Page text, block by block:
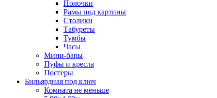
Полочки
Рамы под картины
Столики
Табуреты
Тумбы
Часы
Мини-бары
Пуфы и кресла
Постеры
Бильярдная под ключ
Комната не меньше